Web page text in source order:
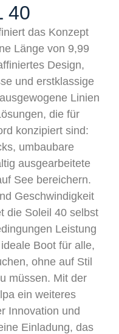
40
das Konzept
Länge von 9,99
Design,
und erstklassige
Linien
die für
konzipiert sind:
umbaubare
ausgearbeitete
See bereichern.
Geschwindigkeit
die Soleil 40 selbst
Leistung
Boot für alle,
ohne auf Stil
müssen. Mit der
ein weiteres
Innovation und
Einladung, das